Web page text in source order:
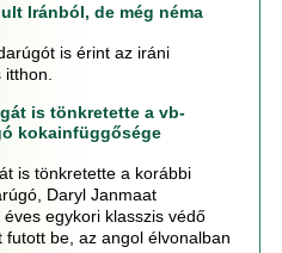
Iránból, de még néma
is érint az iráni
is tönkretette a vb-
kokainfüggősége
is tönkretette a korábbi
Daryl Janmaat
egykori klasszis védő
futott be, az angol élvonalban